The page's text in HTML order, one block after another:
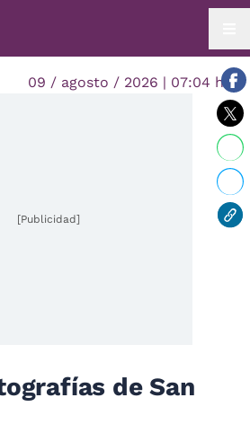
09 / agosto / 2026 | 07:04 hrs.
[Publicidad]
de San